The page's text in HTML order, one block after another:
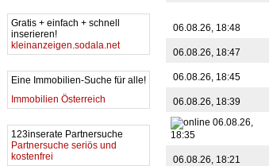
Gratis + einfach + schnell
inserieren!
kleinanzeigen.sodala.net
Eine Immobilien-Suche für alle!
Immobilien Österreich
123inserate Partnersuche
Partnersuche seriös und
kostenfrei
06.08.26, 18:48
06.08.26, 18:47
06.08.26, 18:45
06.08.26, 18:39
06.08.26,
18:35
06.08.26, 18:21